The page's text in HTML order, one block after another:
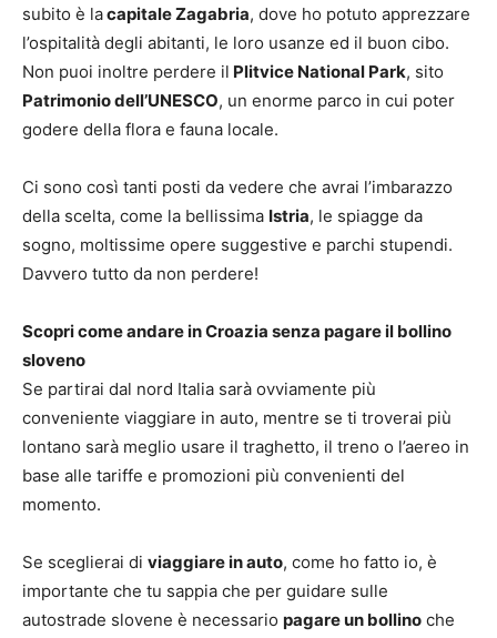
subito è lacapitale Zagabria, dove ho potuto apprezzare
l’ospitalità degli abitanti, le loro usanze ed il buon cibo.
Non puoi inoltre perdere il Plitvice National Park, sito
Patrimonio dell’UNESCO, un enorme parco in cui poter
godere della flora e fauna locale.
Ci sono così tanti posti da vedere che avrai l’imbarazzo
della scelta, come la bellissima Istria, le spiagge da
sogno, moltissime opere suggestive e parchi stupendi.
Davvero tutto da non perdere!
Scopri come andare in Croazia senza pagare il bollino
sloveno
Se partirai dal nord Italia sarà ovviamente più
conveniente viaggiare in auto, mentre se ti troverai più
lontano sarà meglio usare il traghetto, il treno o l’aereo in
base alle tariffe e promozioni più convenienti del
momento.
Se sceglierai di viaggiare in auto, come ho fatto io, è
importante che tu sappia che per guidare sulle
autostrade slovene è necessario pagare un bollino che